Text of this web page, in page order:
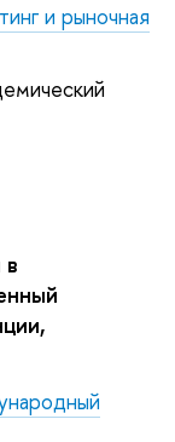
и рыночная